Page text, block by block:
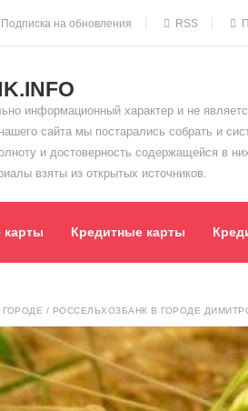
Подписка на обновления RSS
информационный характер и не
сайта мы постарались собрать и
и достоверность содержащейся в
взяты из открытых источников.
карты Кредитные карты
ГОРОДЕ / РОССЕЛЬХОЗБАНК В ГОРОДЕ